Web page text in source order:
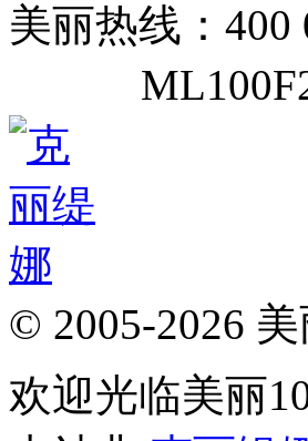
美丽热线：400
© 2005-2026
欢迎光临美丽